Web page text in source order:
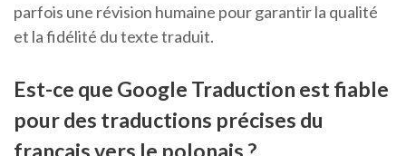
parfois une révision humaine pour garantir la qualité
et la fidélité du texte traduit.
Est-ce que Google Traduction est fiable
pour des traductions précises du
français vers le polonais ?